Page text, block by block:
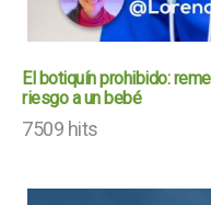
El botiquín prohibido:
riesgo a un bebé
7509 hits